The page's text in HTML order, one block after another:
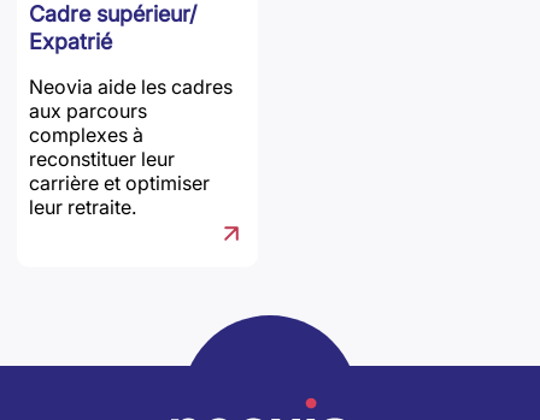
Cadre supérieur/
Expatrié
Neovia aide les cadres
aux parcours
complexes à
reconstituer leur
carrière et optimiser
leur retraite.